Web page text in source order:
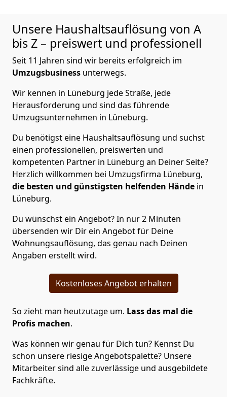
Unsere Haushaltsauflösung von A
bis Z – preiswert und professionell
Seit 11 Jahren sind wir bereits erfolgreich im
Umzugsbusiness unterwegs.
Wir kennen in Lüneburg jede Straße, jede
Herausforderung und sind das führende
Umzugsunternehmen in Lüneburg.
Du benötigst eine Haushaltsauflösung und suchst
einen professionellen, preiswerten und
kompetenten Partner in Lüneburg an Deiner Seite?
Herzlich willkommen bei Umzugsfirma Lüneburg,
die besten und günstigsten helfenden Hände in
Lüneburg.
Du wünschst ein Angebot? In nur 2 Minuten
übersenden wir Dir ein Angebot für Deine
Wohnungsauflösung, das genau nach Deinen
Angaben erstellt wird.
Kostenloses Angebot erhalten
So zieht man heutzutage um. Lass das mal die
Profis machen.
Was können wir genau für Dich tun? Kennst Du
schon unsere riesige Angebotspalette? Unsere
Mitarbeiter sind alle zuverlässige und ausgebildete
Fachkräfte.